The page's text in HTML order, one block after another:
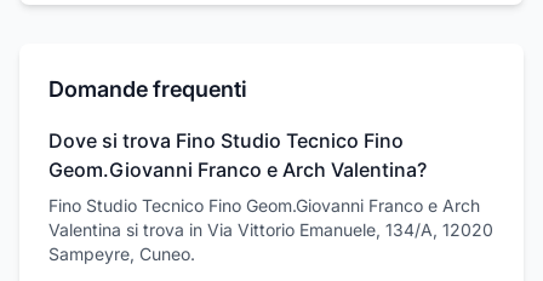
Domande frequenti
Dove si trova Fino Studio Tecnico Fino
Geom.Giovanni Franco e Arch Valentina?
Fino Studio Tecnico Fino Geom.Giovanni Franco e Arch
Valentina si trova in Via Vittorio Emanuele, 134/A, 12020
Sampeyre, Cuneo.